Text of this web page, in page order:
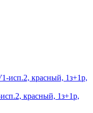
красный, 1з+1р,